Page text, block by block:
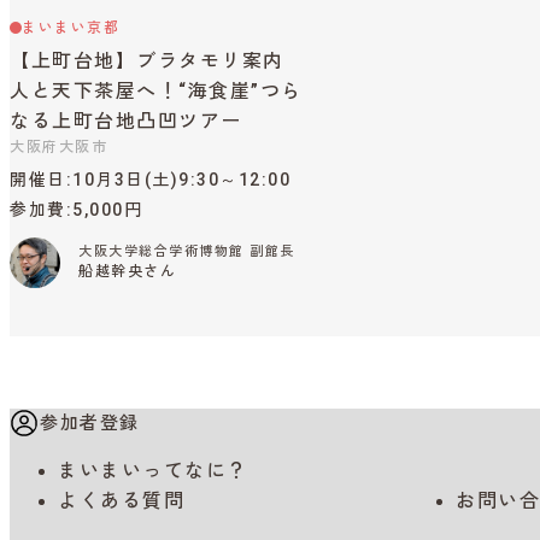
まいまい京都
【上町台地】ブラタモリ案内
人と天下茶屋へ！“海食崖”つら
なる上町台地凸凹ツアー
大阪府大阪市
開催日
10月3日(土)9:30～12:00
参加費 5,000円
大阪大学総合学術博物館 副館長
船越幹央さん
参加者登録
まいまいってなに？
よくある質問
お問い